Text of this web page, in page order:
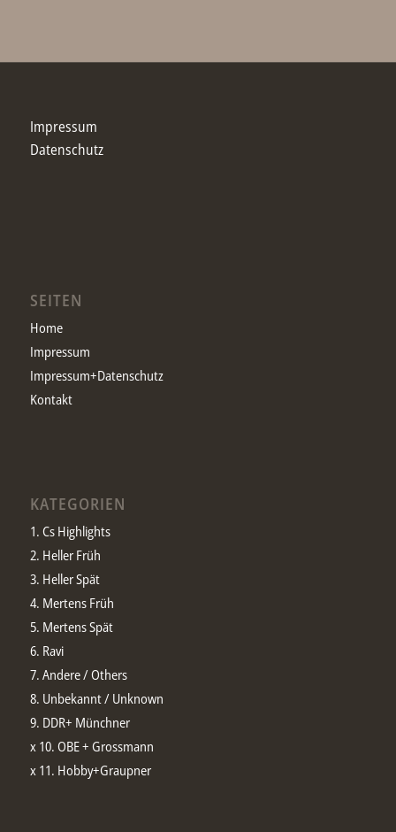
Impressum
Datenschutz
SEITEN
Home
Impressum
Impressum+Datenschutz
Kontakt
KATEGORIEN
1. Cs Highlights
2. Heller Früh
3. Heller Spät
4. Mertens Früh
5. Mertens Spät
6. Ravi
7. Andere / Others
8. Unbekannt / Unknown
9. DDR+ Münchner
x 10. OBE + Grossmann
x 11. Hobby+Graupner